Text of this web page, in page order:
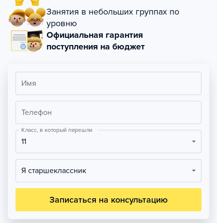
Занятия в небольших группах по
уровню
Официальная гарантия
поступления на бюджет
Имя
Телефон
Класс, в который перешли
11
Я старшеклассник
Записаться на консультацию